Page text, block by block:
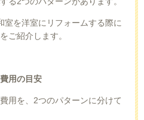
室を洋室にリフォームする際に
ご紹介します。
用の目安
用を、 2つのパターンに分けて